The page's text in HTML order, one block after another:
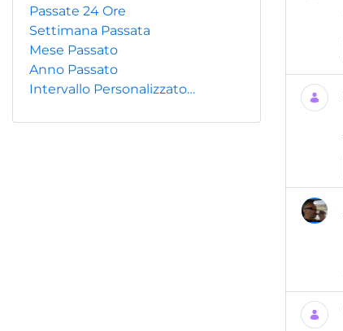
Passate 24 Ore
Settimana Passata
Mese Passato
Anno Passato
Intervallo Personalizzato…